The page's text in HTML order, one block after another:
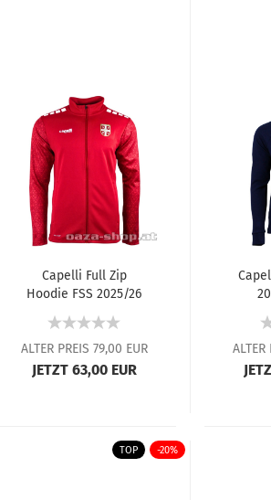
Capelli Full Zip
Hoodie FSS 2025/26
ALTER PREIS 79,00 EUR
JETZT 63,00 EUR
ALTER
TOP -20%